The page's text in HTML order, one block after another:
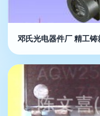
邓氏光电器件厂 精工